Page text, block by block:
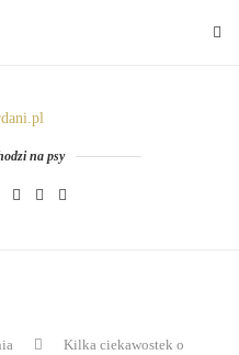
na psy
Kilka ciekawostek o